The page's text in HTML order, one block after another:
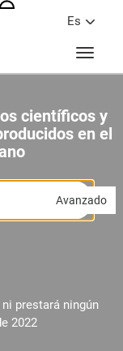
Es
científicos y
en el
Avanzado
prestará ningún
2022